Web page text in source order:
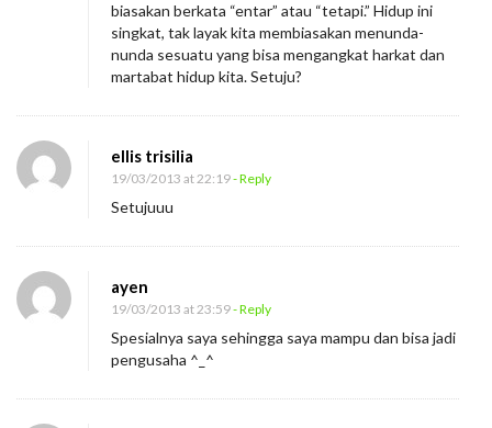
biasakan berkata “entar” atau “tetapi.” Hidup ini
singkat, tak layak kita membiasakan menunda-
nunda sesuatu yang bisa mengangkat harkat dan
martabat hidup kita. Setuju?
ellis trisilia
19/03/2013 at 22:19- Reply
Setujuuu
ayen
19/03/2013 at 23:59- Reply
Spesialnya saya sehingga saya mampu dan bisa jadi
pengusaha ^_^